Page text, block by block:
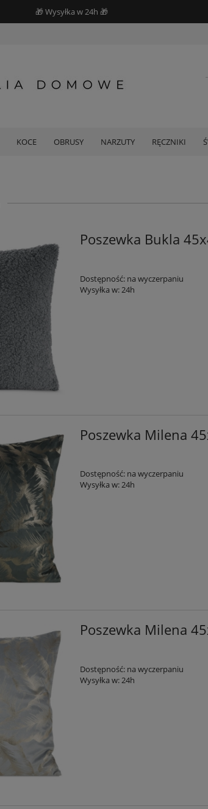
🎁 Wysyłka w 24h 🎁
KOCE OBRUSY NARZUTY RĘCZNIKI
Poszewka Bukla
Dostępność: na wyczerpaniu
Wysyłka w:24h
Poszewka Milena
Dostępność: na wyczerpaniu
Wysyłka w:24h
Poszewka Milena
Dostępność: na wyczerpaniu
Wysyłka w:24h